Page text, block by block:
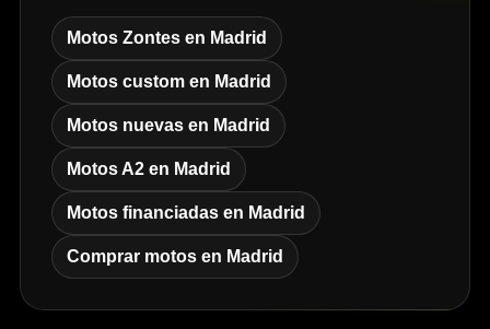
Motos Zontes en Madrid
Motos custom en Madrid
Motos nuevas en Madrid
Motos A2 en Madrid
Motos financiadas en Madrid
Comprar motos en Madrid